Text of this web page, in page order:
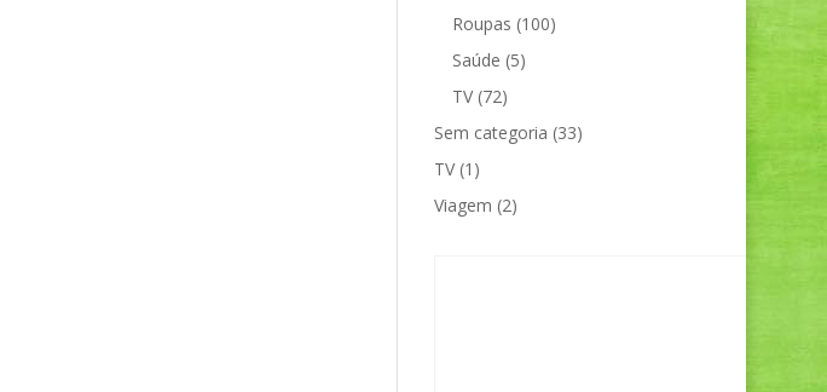
Roupas (100)
Saúde (5)
TV(72)
Sem categoria (33)
TV(1)
Viagem (2)